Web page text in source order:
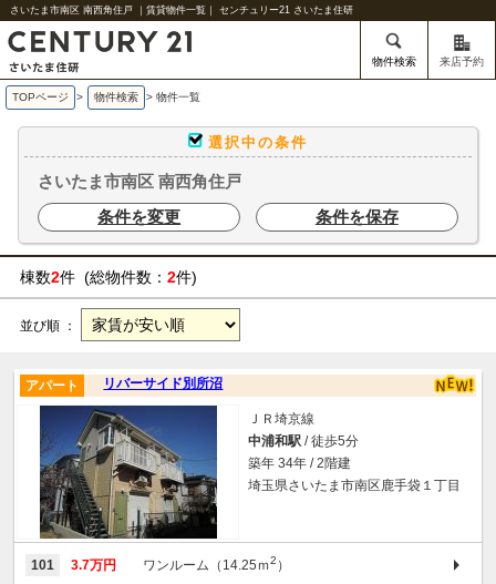
さいたま市南区 南西角住戸 ｜賃貸物件一覧｜ センチュリー21 さいたま住研
物件検索 来店予約
TOPページ > 物件検索 > 物件一覧
選択中の条件
さいたま市南区 南西角住戸
条件を変更
条件を保存
棟数2件 (総物件数： 2件)
並び順 ：
リバーサイド別所沼
アパート
ＪＲ埼京線
中浦和駅 / 徒歩5分
築年 34年 / 2階建
埼玉県さいたま市南区鹿手袋１丁目
101 3.7万円 ワンルーム（14.25ｍ2 ）